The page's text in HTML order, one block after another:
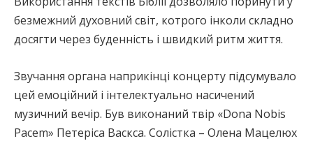
безмежний духовний світ, котрого інколи складно
досягти через буденність і швидкий ритм життя.
Звучання органа наприкінці концерту підсумувало
цей емоційний і інтелектуально насичений
музичний вечір. Був виконаний твір «Dona Nobis
Pacem» Петеріса Васкса. Солістка – Олена Мацелюх